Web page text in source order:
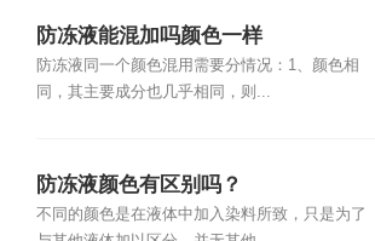
防冻液能混加吗颜色一样
防冻液同一个颜色混用需要分情况：1、颜色相
同，其主要成分也几乎相同，则...
防冻液颜色有区别吗？
不同的颜色是在液体中加入染料所致，只是为了